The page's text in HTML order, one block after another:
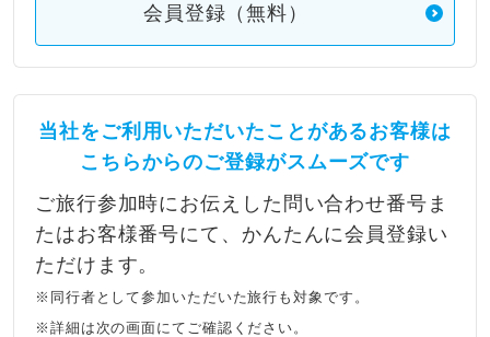
会員登録（無料）
当社をご利用いただいたことがあるお客様は
こちらからのご登録がスムーズです
ご旅行参加時にお伝えした問い合わせ番号ま
たはお客様番号にて、かんたんに会員登録い
ただけます。
※同行者として参加いただいた旅行も対象です。
※詳細は次の画面にてご確認ください。